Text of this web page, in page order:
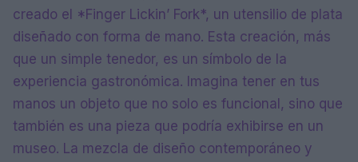
creado el *Finger Lickin’ Fork*, un utensilio de plata
diseñado con forma de mano. Esta creación, más
que un simple tenedor, es un símbolo de la
experiencia gastronómica. Imagina tener en tus
manos un objeto que no solo es funcional, sino que
también es una pieza que podría exhibirse en un
museo. La mezcla de diseño contemporáneo y